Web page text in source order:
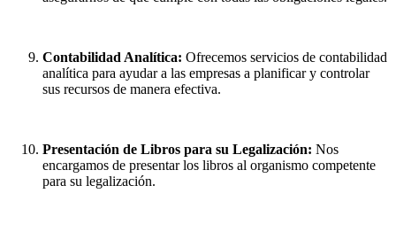
Contabilidad Analítica: Ofrecemos servicios de contabilidad
analítica para ayudar a las empresas a planificar y controlar
sus recursos de manera efectiva.
Presentación de Libros para su Legalización: Nos
encargamos de presentar los libros al organismo competente
para su legalización.